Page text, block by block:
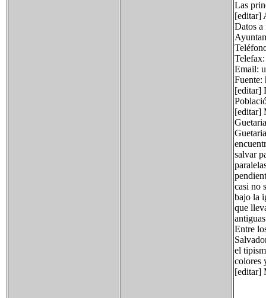
Las
[editar]
Datos a
Email:
Fuente:
[editar]
[editar]
salvar
casi no
bajo la
que
Entre
el
colores
[editar]